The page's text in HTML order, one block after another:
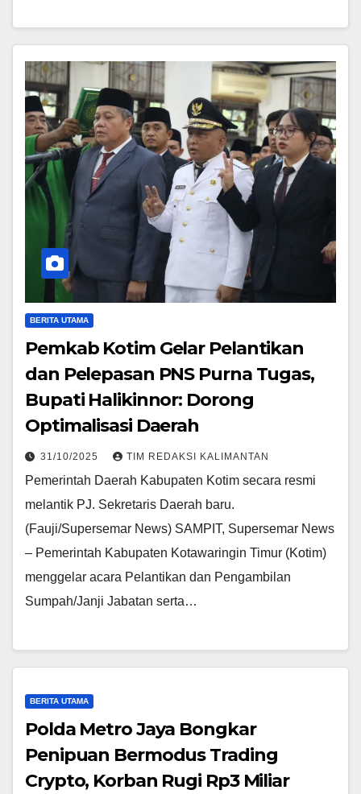
BERITA UTAMA
Pemkab Kotim Gelar Pelantikan
dan Pelepasan PNS Purna Tugas,
Bupati Halikinnor: Dorong
Optimalisasi Daerah
31/10/2025 TIM REDAKSI KALIMANTAN
Pemerintah Daerah Kabupaten Kotim secara resmi
melantik PJ. Sekretaris Daerah baru.
(Fauji/Supersemar News) SAMPIT, Supersemar News
– Pemerintah Kabupaten Kotawaringin Timur (Kotim)
menggelar acara Pelantikan dan Pengambilan
Sumpah/Janji Jabatan serta…
BERITA UTAMA
Polda Metro Jaya Bongkar
Penipuan Bermodus Trading
Crypto, Korban Rugi Rp3 Miliar